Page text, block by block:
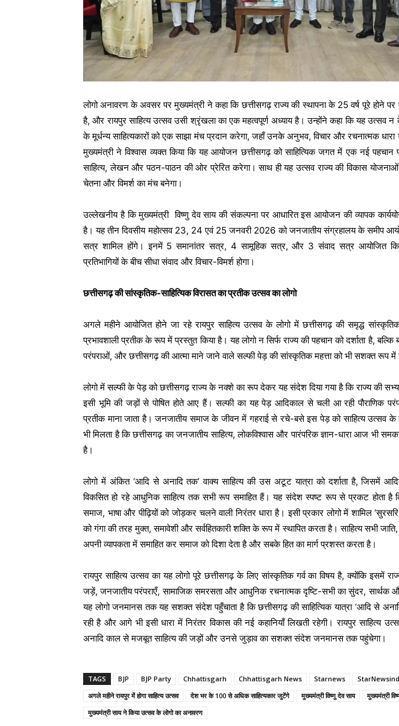
लोगो अनावरण के अवसर पर मुख्यमंत्री ने कहा कि छत्तीसगढ़ राज्य की स्थापना के 25 वर्ष पूरे होने पर
है, और रायपुर साहित्य उत्सव उसी श्रृंखला का एक महत्वपूर्ण अध्याय है। उन्होंने कहा कि यह उत्सव
के मूर्धन्य साहित्यकारों को एक साझा मंच प्रदान करेगा, जहाँ उनके अनुभव, विचार और रचनात्मक
मुख्यमंत्री ने विश्वास व्यक्त किया कि यह आयोजन छत्तीसगढ़ को साहित्यिक जगत में एक नई
साहित्य, लेखन और पठन-पाठन की ओर प्रेरित करेगा। साथ ही यह उत्सव राज्य की विकास
चेतना और विमर्श का मंच बनेगा।
उल्लेखनीय है कि मुख्यमंत्री विष्णु देव साय की संकल्पना पर आधारित इस आयोजन की व्यापक
है। यह तीन दिवसीय महोत्सव 23, 24 एवं 25 जनवरी 2026 को जनजातीय संग्रहालय के समीप
सत्र शामिल होंगे। इनमें 5 समानांतर सत्र, 4 सामूहिक सत्र, और 3 संवाद सत्र आयोजित किए
प्रतिभागियों के बीच सीधा संवाद और विचार-विमर्श होगा।
छत्तीसगढ़ की सांस्कृतिक-साहित्यिक विरासत का प्रतीक उत्सव का लोगो
अगले महीने आयोजित होने जा रहे रायपुर साहित्य उत्सव के लोगो में छत्तीसगढ़ की समृद्ध
प्रभावशाली प्रतीक के रूप में प्रस्तुत किया है। यह लोगो न सिर्फ राज्य की पहचान को दर्शाता है,
परंपराओं, और छत्तीसगढ़ की आत्मा माने जाने वाले सल्फी पेड़ की सांस्कृतिक महत्ता को भी सशक्त रूप
लोगो में सल्फी के पेड़ को छत्तीसगढ़ राज्य के नक्शे का रूप देकर यह संदेश दिया गया है कि राज्य की
इसी भूमि की जड़ों से पोषित होते आए हैं। सल्फी का यह पेड़ आदिकाल से चली आ रही पौराणिक
प्रतीक माना जाता है। जनजातीय समाज के जीवन में गहराई से रचे-बसे इस पेड़ को साहित्य उत्सव
भी मिलता है कि छत्तीसगढ़ का जनजातीय साहित्य, लोकविश्वास और पारंपरिक ज्ञान-धारा आज भी
है।
लोगो में अंकित ‘आदि से अनादि तक’ वाक्य साहित्य की उस अटूट यात्रा को दर्शाता है, जिसमें
विकसित हो रहे आधुनिक साहित्य तक सभी रूप समाहित हैं। यह संदेश स्पष्ट रूप से प्रकट होता है
समाज, भाषा और पीढ़ियों को जोड़कर चलने वाली निरंतर धारा है। इसी प्रकार लोगो में शामिल
को गंगा की तरह मुक्त, समावेशी और सर्वहितकारी शक्ति के रूप में स्थापित करता है। साहित्य सभी जाति,
अपनी व्यापकता में समाहित कर समाज को दिशा देता है और सबके हित का मार्ग प्रशस्त करता है।
रायपुर साहित्य उत्सव का यह लोगो पूरे छत्तीसगढ़ के लिए सांस्कृतिक गर्व का विषय है, क्योंकि इसमें राज्य
जड़ें, जनजातीय परंपराएँ, सामाजिक समरसता और आधुनिक रचनात्मक दृष्टि-सभी का सुंदर, सार्थक
यह लोगो जनमानस तक यह सशक्त संदेश पहुँचाता है कि छत्तीसगढ़ की साहित्यिक यात्रा ‘आदि से
रही है और आगे भी इसी धारा में निरंतर विकास की नई कहानियाँ लिखती रहेगी। रायपुर साहित्य
अनादि काल से मजबूत साहित्य की जड़ों और उनसे जुड़ाव का सशक्त संदेश जनमानस तक पहुंचेगा।
TAGS BJP BJP Party Chhattisgarh Chhattisgarh News Starnews
StarNewsind
अगले महीने रायपुर में होगा साहित्य उत्सव
देश भर के 100 से अधिक साहित्यकार जुटेंगे मुख्यमंत्री विष्णु देव साय
मुख्यमंत्री
मुख्यमंत्री साय ने किया उत्सव के लोगो का अनावरण